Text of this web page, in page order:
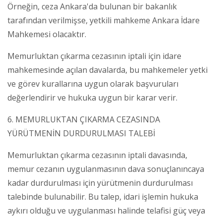
Örneğin, ceza Ankara'da bulunan bir bakanlık
tarafından verilmişse, yetkili mahkeme Ankara İdare
Mahkemesi olacaktır.
Memurluktan çıkarma cezasının iptali için idare
mahkemesinde açılan davalarda, bu mahkemeler yetki
ve görev kurallarına uygun olarak başvuruları
değerlendirir ve hukuka uygun bir karar verir.
6. MEMURLUKTAN ÇIKARMA CEZASINDA
YÜRÜTMENİN DURDURULMASI TALEBİ
Memurluktan çıkarma cezasının iptali davasında,
memur cezanın uygulanmasının dava sonuçlanıncaya
kadar durdurulması için yürütmenin durdurulması
talebinde bulunabilir. Bu talep, idari işlemin hukuka
aykırı olduğu ve uygulanması halinde telafisi güç veya